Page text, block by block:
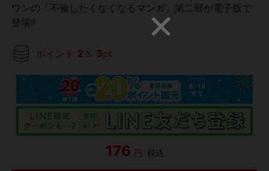
ワンの「不倫したくなくなるマンガ」第二部が電子版で
登場!!
ポイント 2 ％ 3pt
176 円 税込